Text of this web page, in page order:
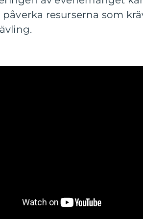
resurserna som